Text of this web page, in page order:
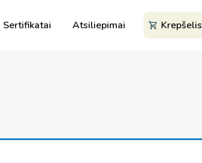
Sertifikatai Atsiliepimai Krepšelis